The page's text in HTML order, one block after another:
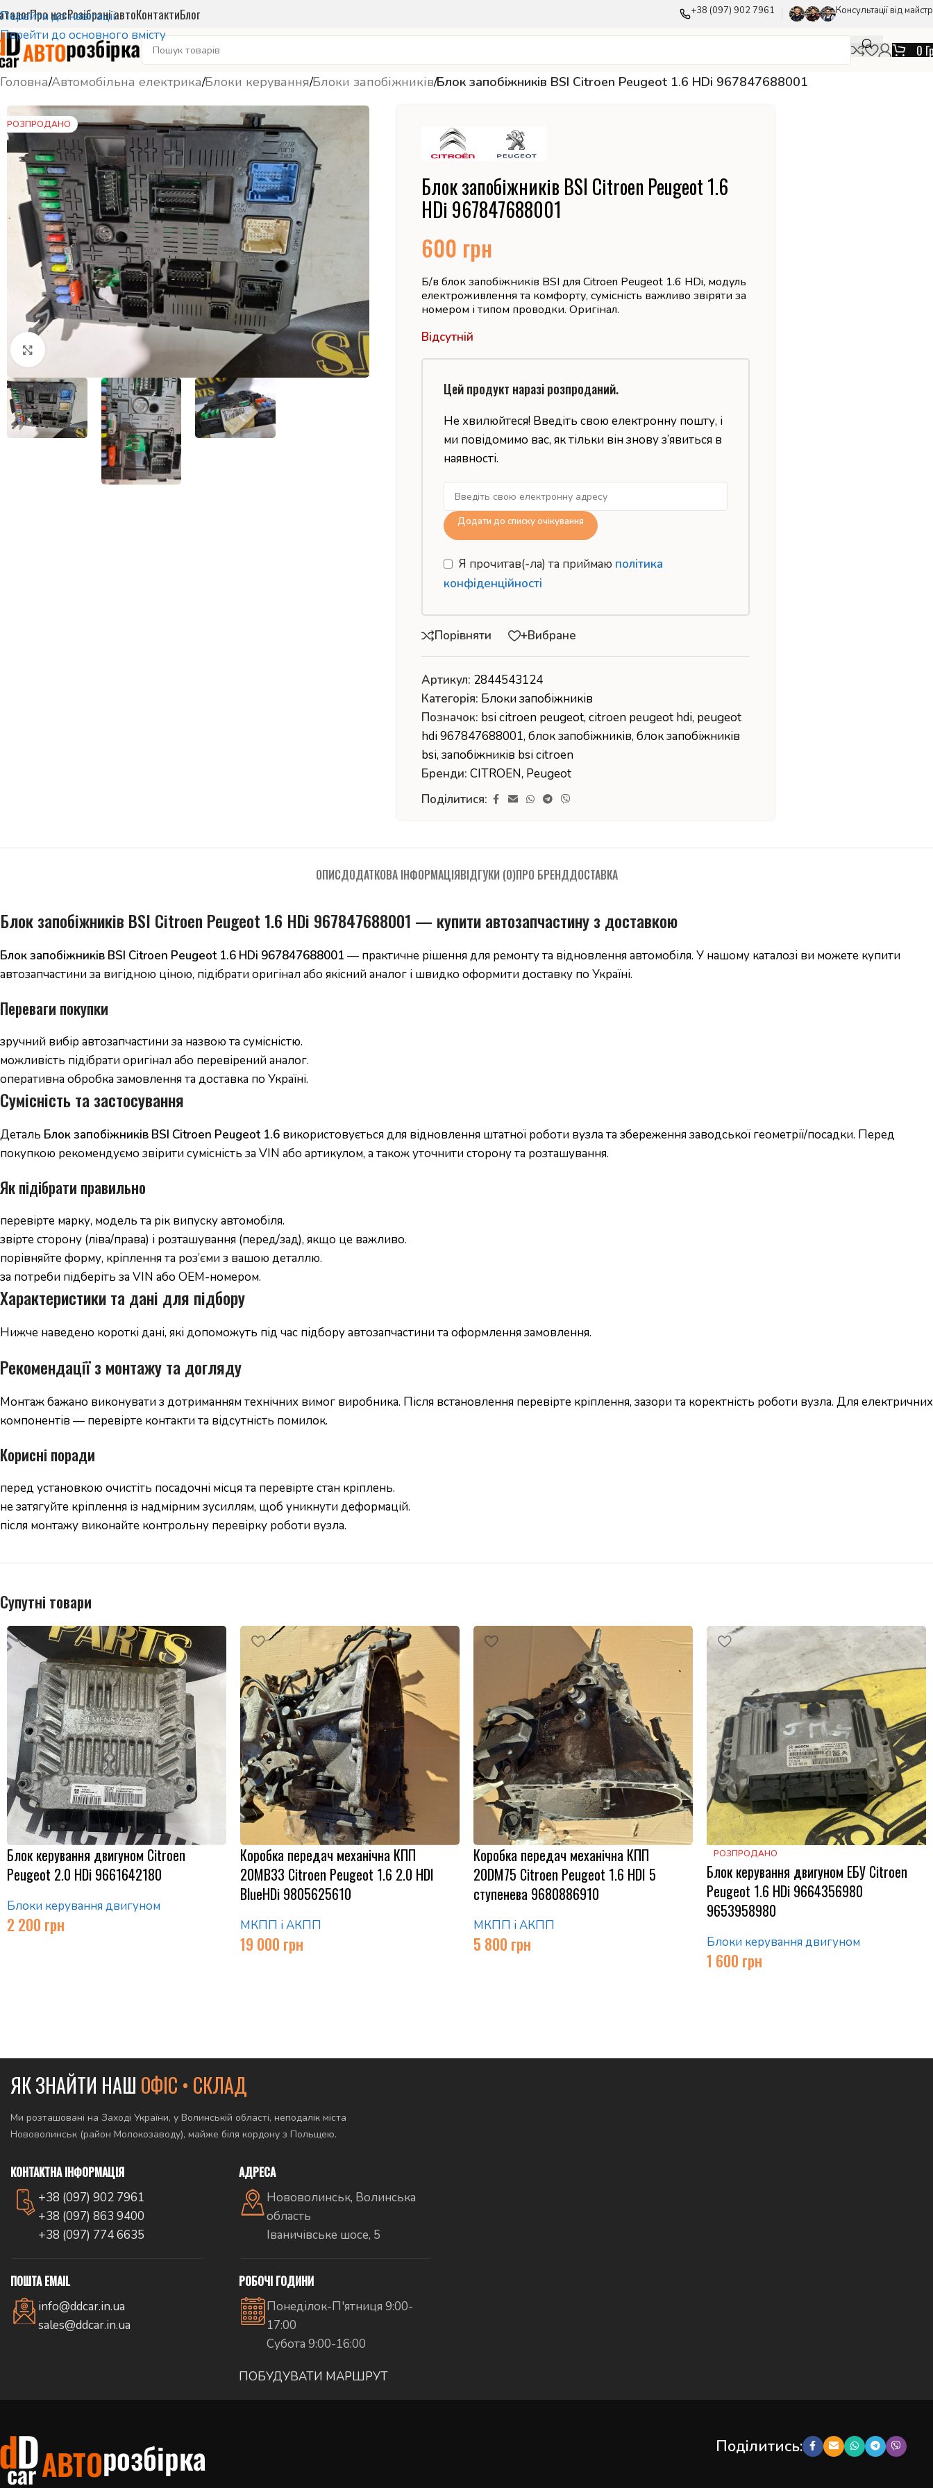
Перейти до навігації
Перейти до основного вмісту
Про насРозібрані автоКонтактиБлог +38 (097) 902 7961 Консультації від
0
Головна/Автомобільна електрика/Блоки керування/Блоки запобіжників/Блок запобіжників BSI Citroen Peugeot 1.6 HDi 967847688001
РОЗПРОДАНО
Натисніть, щоб збільшити
Блок запобіжників BSI Citroen Peugeot 1.6
HDi 967847688001
600 грн
Б/в блок запобіжників BSI для Citroen Peugeot 1.6 HDi, модуль
електроживлення та комфорту, сумісність важливо звіряти за
номером і типом проводки. Оригінал.
Відсутній
Цей продукт наразі розпроданий.
Не хвилюйтеся! Введіть свою електронну пошту, і
ми повідомимо вас, як тільки він знову з’явиться в
наявності.
Додати до списку очікування
Я прочитав(-ла) та приймаю політика
конфіденційності
Порівняти +Вибране
Артикул: 2844543124
Категорія: Блоки запобіжників
Позначок: bsi citroen peugeot, citroen peugeot hdi, peugeot
hdi 967847688001, блок запобіжників, блок запобіжників
bsi, запобіжників bsi citroen
Бренди:CITROEN, Peugeot
Поділитися:
ОПИСДОДАТКОВА ІНФОРМАЦІЯВІДГУКИ (0)ПРО БРЕНДДОСТАВКА
Блок запобіжників BSI Citroen Peugeot 1.6 HDi 967847688001 — купити автозапчастину з доставкою
Блок запобіжників BSI Citroen Peugeot 1.6 HDi 967847688001 — практичне рішення для ремонту та відновлення автомобіля. У нашому каталозі ви можете купити
автозапчастини за вигідною ціною, підібрати оригінал або якісний аналог і швидко оформити доставку по Україні.
Переваги покупки
зручний вибір автозапчастини за назвою та сумісністю.
можливість підібрати оригінал або перевірений аналог.
оперативна обробка замовлення та доставка по Україні.
Сумісність та застосування
Деталь Блок запобіжників BSI Citroen Peugeot 1.6 використовується для відновлення штатної роботи вузла та збереження заводської геометрії/посадки. Перед
покупкою рекомендуємо звірити сумісність за VIN або артикулом, а також уточнити сторону та розташування.
Як підібрати правильно
перевірте марку, модель та рік випуску автомобіля.
звірте сторону (ліва/права) і розташування (перед/зад), якщо це важливо.
порівняйте форму, кріплення та роз’єми з вашою деталлю.
за потреби підберіть за VIN або OEM-номером.
Характеристики та дані для підбору
Нижче наведено короткі дані, які допоможуть під час підбору автозапчастини та оформлення замовлення.
Рекомендації з монтажу та догляду
Монтаж бажано виконувати з дотриманням технічних вимог виробника. Після встановлення перевірте кріплення, зазори та коректність роботи вузла. Для електричних
компонентів — перевірте контакти та відсутність помилок.
Корисні поради
перед установкою очистіть посадочні місця та перевірте стан кріплень.
не затягуйте кріплення із надмірним зусиллям, щоб уникнути деформацій.
після монтажу виконайте контрольну перевірку роботи вузла.
Супутні товари
Блок керування двигуном Citroen
Peugeot 2.0 HDi 9661642180
Блоки керування двигуном
2 200 грн
Коробка передач механічна КПП
20MB33 Citroen Peugeot 1.6 2.0 HDI
BlueHDi 9805625610
МКПП і АКПП
19 000 грн
Коробка передач механічна КПП
20DM75 Citroen Peugeot 1.6 HDI 5
ступенева 9680886910
МКПП і АКПП
5 800 грн
РОЗПРОДАНО
Блок керування двигуном ЕБУ Citroen
Peugeot 1.6 HDi 9664356980
9653958980
Блоки керування двигуном
1 600 грн
ЯК ЗНАЙТИ НАШ ОФІС • СКЛАД
Ми розташовані на Заході України, у Волинській області, неподалік міста
Нововолинськ (район Молокозаводу), майже біля кордону з Польщею.
КОНТАКТНА ІНФОРМАЦІЯ
+38 (097) 902 7961
+38 (097) 863 9400
+38 (097) 774 6635
ПОШТА EMAIL
info@ddcar.in.ua
sales@ddcar.in.ua
АДРЕСА
Нововолинськ, Волинська
область
Іваничівське шосе, 5
РОБОЧІ ГОДИНИ
Понеділок-П'ятниця 9:00-
17:00
Субота 9:00-16:00
ПОБУДУВАТИ МАРШРУТ
Поділитись: